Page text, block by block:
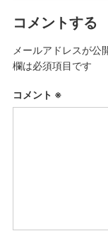
コメントする
メールアドレスが公
欄は必須項目です
コメント ※